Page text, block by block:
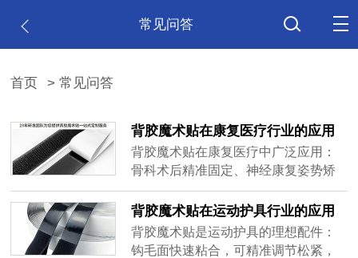
常见问答
首页 > 常见问答
背胶魔术贴在康复医疗行业的应用
有哪些？
背胶魔术贴在康复医疗中广泛应用：
骨科术后精准固定、神经康复姿势矫
正、慢性疼痛智能管理、运动损伤快
速防护及老年防跌倒辅助。其可调
节、强粘附、环保耐候特性，结合智
能化升级，正推动康复治疗向高效、
背胶魔术贴在运动护具行业的应用
特点和优势有哪些？
背胶魔术贴是运动护具的理想配件：
钩毛面快速粘合，可精准调节松紧，